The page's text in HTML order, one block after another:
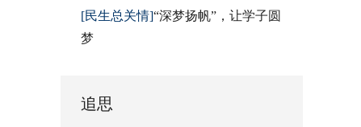
[民生总关情]“深梦扬帆”，让学子圆
梦
追思